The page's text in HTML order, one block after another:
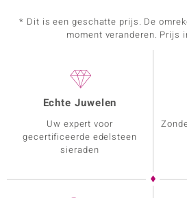
* Dit is een geschatte prijs. De
moment veranderen. Prijs
Echte Juwelen
Uw expert voor
gecertificeerde edelsteen
sieraden